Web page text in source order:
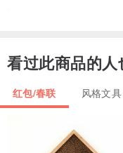
.
.
看过此商品的人
红包/春联 风格文具